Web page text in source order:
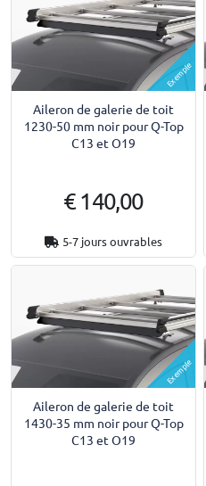
Exemple
Aileron de galerie de toit
1230-50 mm noir pour Q-Top
C13 et O19
€ 140,00
5-7 jours ouvrables
Exemple
Aileron de galerie de toit
1430-35 mm noir pour Q-Top
C13 et O19